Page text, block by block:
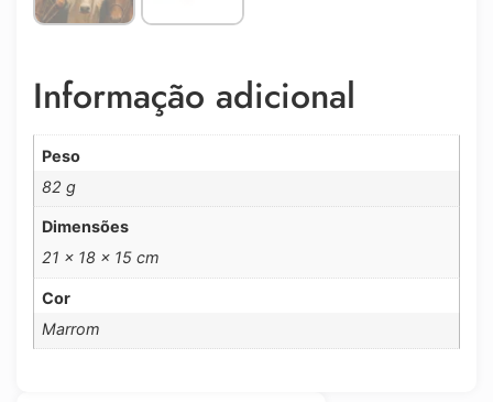
Informação adicional
Peso
82 g
Dimensões
21 × 18 × 15 cm
Cor
Marrom